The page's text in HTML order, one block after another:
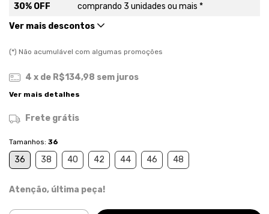
30% OFF
comprando 3 unidades ou mais *
Ver mais descontos
(*) Não acumulável com algumas promoções
4 x de R$134,98 sem juros
Ver mais detalhes
Frete grátis
Tamanhos: 36
36 38 40 42 44 46 48
Atenção, última peça!